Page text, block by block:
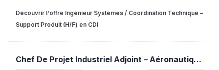
Découvrir l'offre Ingénieur Systèmes / Coordination Technique –
Support Produit (H/F) en CDI
Chef De Projet Industriel Adjoint – Aéronautique (H/F)